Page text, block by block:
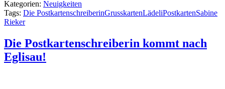
Kategorien: Neuigkeiten
Tags: Die PostkartenschreiberinGrusskartenLädeliPostkartenSabine
Rieker
Die Postkartenschreiberin kommt nach
Eglisau!